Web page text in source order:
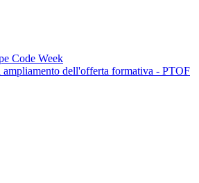
Code Week
dell'offerta formativa - PTOF